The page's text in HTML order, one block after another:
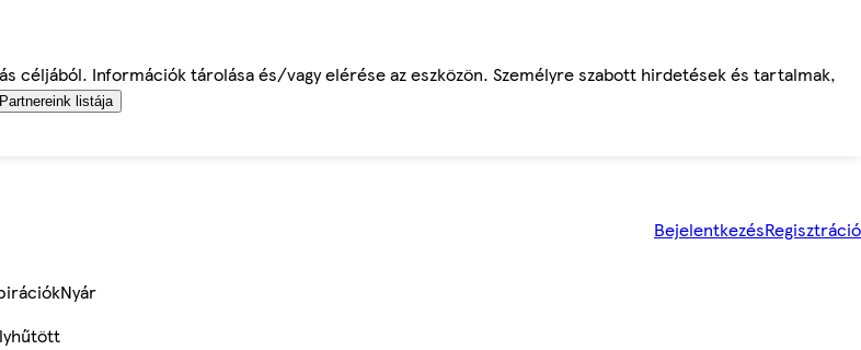
céljából. Információk tárolása és/vagy elérése az eszközön. Személyre szabott hirdetések és tartalmak,
Partnereink listája
BejelentkezésRegisztráció
Nyár